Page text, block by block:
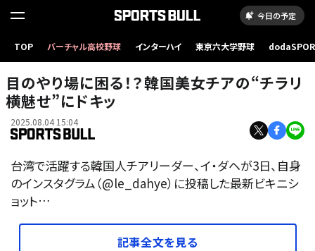
今日の予定
TOP バーチャル高校野球 インターハイ 東京六大学野球
目のやり場に困る！？韓国美女チアの“チラリ
横魅せ”にドキッ
2025.08.04 15:04
台湾で活躍する韓国人チアリーダー、イ・ダヘが3日、自身
のインスタグラム（@le_dahye）に投稿した最新ビキニシ
ョット…
記事全文を見る